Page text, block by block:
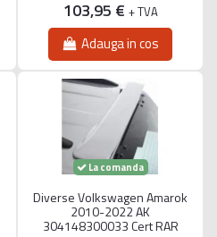
103,95 € + TVA
Adauga in cos
La comanda
Diverse Volkswagen Amarok
2010-2022 AK
304148300033 Cert RAR